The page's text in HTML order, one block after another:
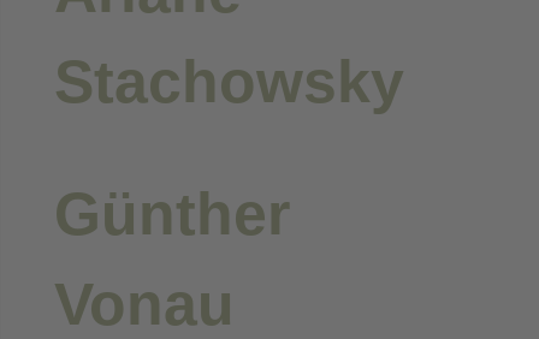
Stachowsky
Günther
Vonau